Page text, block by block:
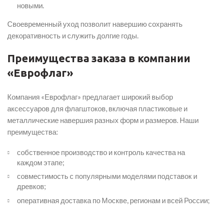
новыми.
Своевременный уход позволит навершию сохранять
декоративность и служить долгие годы.
Преимущества заказа в компании
«Еврофлаг»
Компания «Еврофлаг» предлагает широкий выбор
аксессуаров для флагштоков, включая пластиковые и
металлические навершия разных форм и размеров. Наши
преимущества:
собственное производство и контроль качества на
каждом этапе;
совместимость с популярными моделями подставок и
древков;
оперативная доставка по Москве, регионам и всей России;